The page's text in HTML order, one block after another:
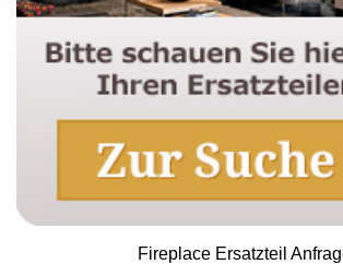
Fireplace Ersatzteil